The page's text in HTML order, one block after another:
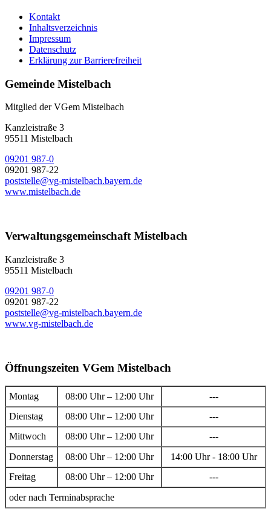
Kontakt
Inhaltsverzeichnis
Impressum
Datenschutz
Erklärung zur Barrierefreiheit
Gemeinde Mistelbach
Mitglied der VGem Mistelbach
Kanzleistraße 3
95511 Mistelbach
09201 987-0
09201 987-22
poststelle@vg-mistelbach.bayern.de
www.mistelbach.de
Verwaltungsgemeinschaft Mistelbach
Kanzleistraße 3
95511 Mistelbach
09201 987-0
09201 987-22
poststelle@vg-mistelbach.bayern.de
www.vg-mistelbach.de
Öffnungszeiten VGem Mistelbach
Montag 08:00 Uhr – 12:00 Uhr
---
Dienstag
08:00 Uhr – 12:00 Uhr
---
Mittwoch
08:00 Uhr – 12:00 Uhr
---
Donnerstag
08:00 Uhr – 12:00 Uhr
14:00 Uhr - 18:00 Uhr
Freitag
08:00 Uhr – 12:00 Uhr
---
oder nach Terminabsprache